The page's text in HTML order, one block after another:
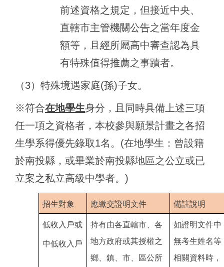
前述資格之規定，但接近中央、
直轄市主管機關公告之當年度金
額等，且經所屬高中審查認為具
有特殊值得推薦之事蹟者。
（3）特殊境遇家庭(孫)子女。
※符合在地學生身分，且同時具備上述三項
任一項之資格者，本校參與願景計畫之各招
生學系得優先錄取1名。(在地學生：曾設籍
於南投縣，或畢業於南投縣地區之公立或已
立案之私立高級中學者。)
招生對象 應繳交證明文件 備註說明
低收入戶或
中低收入戶
持有由各直轄市、各
地方政府或其授權之
鄉、鎮、市、區公所
如證明文件中
無考生姓名等
相關資料時，